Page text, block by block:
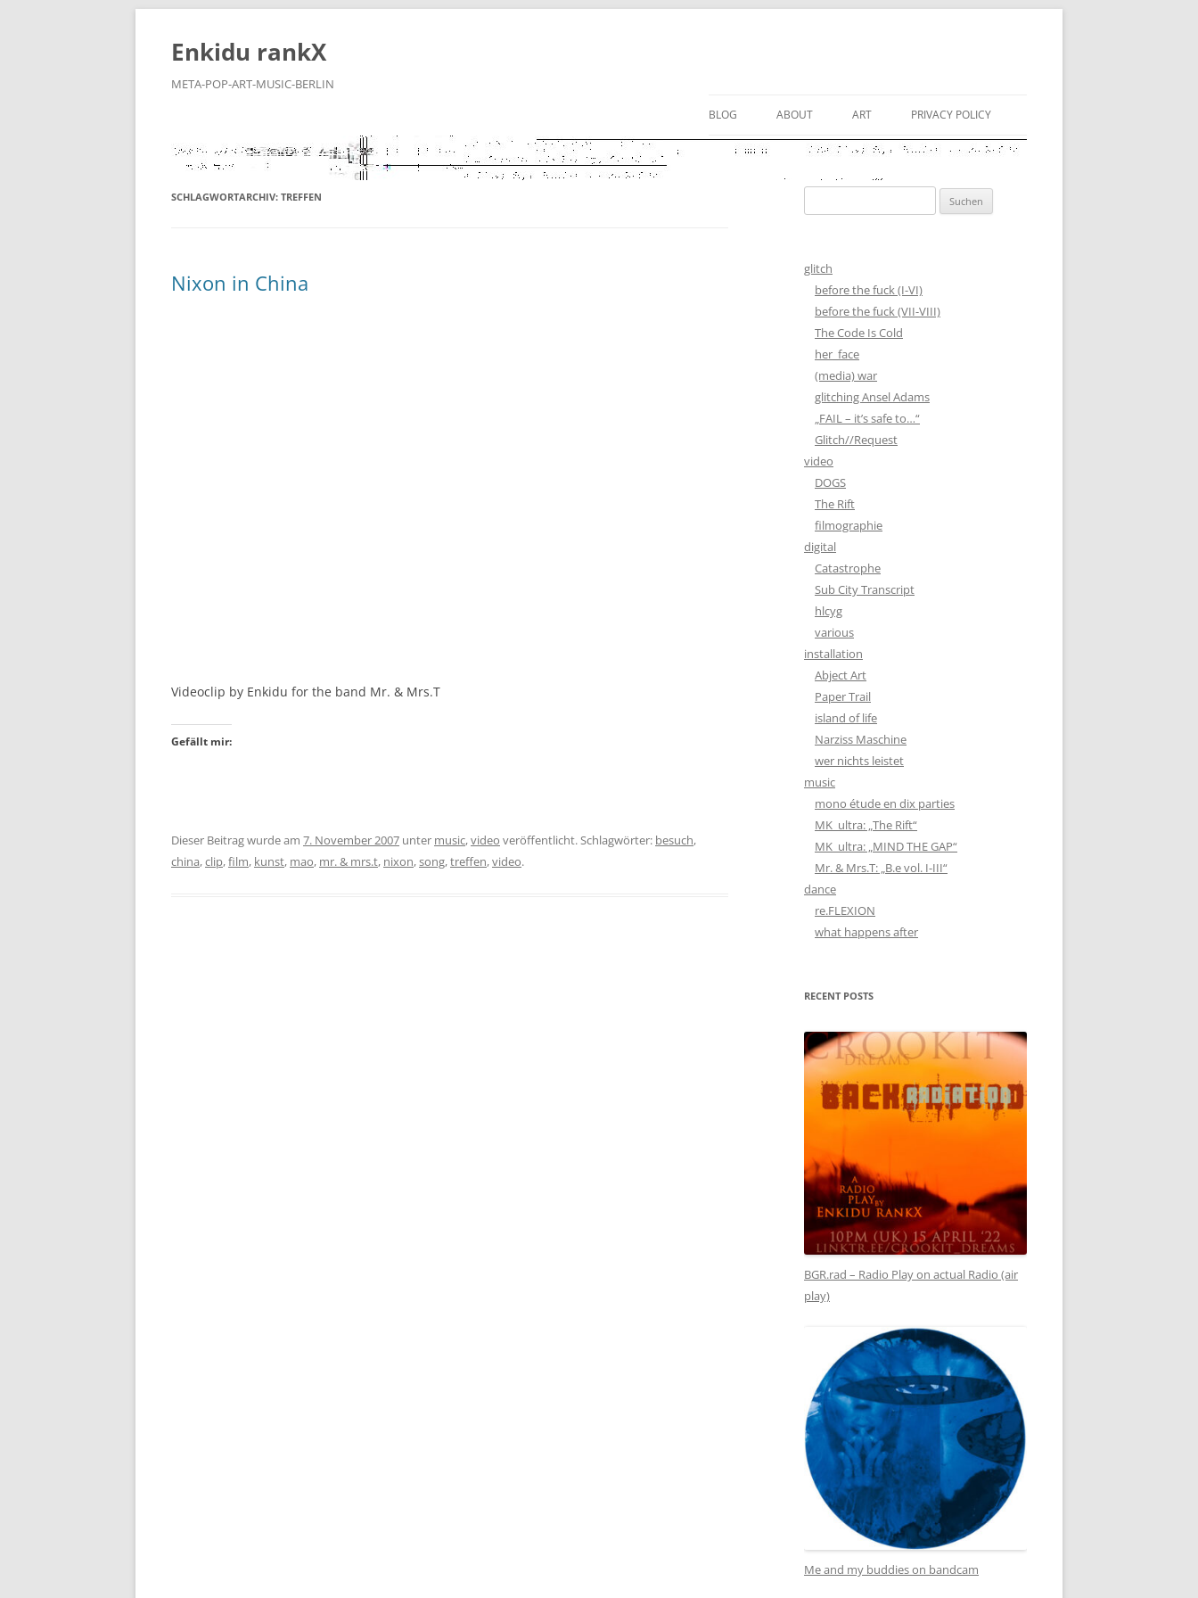
Zum
springen
Enkidu rankX
META-POP-ART-MUSIC-BERLIN
BLOG ABOUT
ABOUT ENKIDU RANKX
PROJECT DOCUMENTATION
ART
VIDEO ART
GLITCH ART
INSTALLATION
DANCE
FILMOGRAPHIE
TEXT
PRIVACY POLICY
SCHLAGWORTARCHIV: TREFFEN
Nixon in China
Videoclip by Enkidu for the band Mr. & Mrs.T
Gefällt mir:
Dieser Beitrag wurde am 7. November 2007 unter music,video veröffentlicht. Schlagwörter: besuch,
china,clip,film, kunst, mao, mr. & mrs.t, nixon,song,treffen,video.
nach:
glitch
before the fuck (I-VI)
before the fuck (VII-VIII)
The Code Is Cold
her_face
(media) war
glitching Ansel Adams
„FAIL – it’s safe to…“
Glitch//Request
video
DOGS
The Rift
filmographie
digital
Catastrophe
Sub City Transcript
hlcyg
various
installation
Abject Art
Paper Trail
island of life
Narziss Maschine
wer nichts leistet
music
mono étude en dix parties
MK_ultra: „The Rift“
MK_ultra: „MIND THE GAP“
Mr. & Mrs.T: „B.e vol. I-III“
dance
re.FLEXION
what happens after
RECENT POSTS
BGR.rad – Radio Play on actual Radio (air
play)
Me and my buddies on bandcam